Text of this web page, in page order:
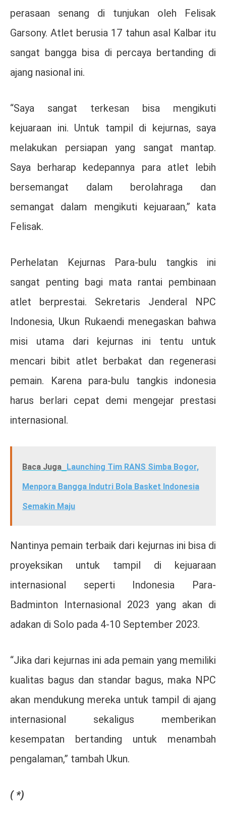
perasaan senang di tunjukan oleh Felisak
Garsony. Atlet berusia 17 tahun asal Kalbar itu
sangat bangga bisa di percaya bertanding di
ajang nasional ini.
“Saya sangat terkesan bisa mengikuti
kejuaraan ini. Untuk tampil di kejurnas, saya
melakukan persiapan yang sangat mantap.
Saya berharap kedepannya para atlet lebih
bersemangat dalam berolahraga dan
semangat dalam mengikuti kejuaraan,” kata
Felisak.
Perhelatan Kejurnas Para-bulu tangkis ini
sangat penting bagi mata rantai pembinaan
atlet berprestai. Sekretaris Jenderal NPC
Indonesia, Ukun Rukaendi menegaskan bahwa
misi utama dari kejurnas ini tentu untuk
mencari bibit atlet berbakat dan regenerasi
pemain. Karena para-bulu tangkis indonesia
harus berlari cepat demi mengejar prestasi
internasional.
Baca Juga Launching Tim RANS Simba Bogor,
Menpora Bangga Indutri Bola Basket Indonesia
Semakin Maju
Nantinya pemain terbaik dari kejurnas ini bisa di
proyeksikan untuk tampil di kejuaraan
internasional seperti Indonesia Para-
Badminton Internasional 2023 yang akan di
adakan di Solo pada 4-10 September 2023.
“Jika dari kejurnas ini ada pemain yang memiliki
kualitas bagus dan standar bagus, maka NPC
akan mendukung mereka untuk tampil di ajang
internasional sekaligus memberikan
kesempatan bertanding untuk menambah
pengalaman,” tambah Ukun.
( *)